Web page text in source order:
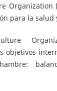
Organization
para la salud
objetivos